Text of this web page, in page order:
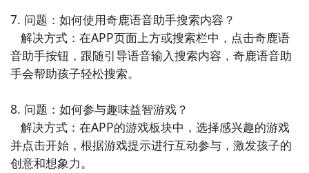
7. 问题：如何使用奇鹿语音助手搜索内容？
音助手按钮，跟随引导语音输入搜索内容，奇鹿语音助
手会帮助孩子轻松搜索。
8. 问题：如何参与趣味益智游戏？
并点击开始，根据游戏提示进行互动参与，激发孩子的
创意和想象力。